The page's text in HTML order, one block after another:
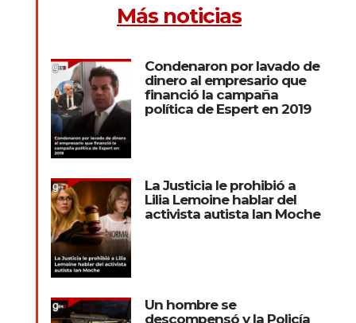
Más noticias
Condenaron por lavado de
dinero al empresario que
financió la campaña
política de Espert en 2019
La Justicia le prohibió a
Lilia Lemoine hablar del
activista autista Ian Moche
Un hombre se
descompensó y la Policía